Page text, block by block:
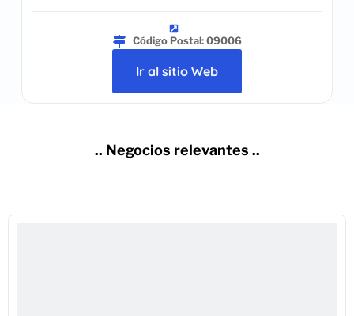
Código Postal: 09006
Ir al sitio Web
.. Negocios relevantes ..